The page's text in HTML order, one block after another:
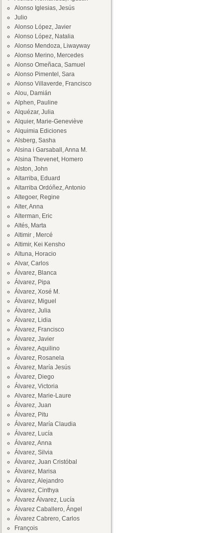
Alonso Iglesias, Jesús
Julio
Alonso López, Javier
Alonso López, Natalia
Alonso Mendoza, Liwayway
Alonso Merino, Mercedes
Alonso Omeñaca, Samuel
Alonso Pimentel, Sara
Alonso Villaverde, Francisco
Alou, Damián
Alphen, Pauline
Alquézar, Julia
Alquier, Marie-Geneviève
Alquimia Ediciones
Alsberg, Sasha
Alsina i Garsaball, Anna M.
Alsina Thevenet, Homero
Alston, John
Altarriba, Eduard
Altarriba Ordóñez, Antonio
Altegoer, Regine
Alter, Anna
Alterman, Eric
Altés, Marta
Altimir , Mercé
Altimir, Kei Kensho
Altuna, Horacio
Alvar, Carlos
Álvarez, Blanca
Álvarez, Pipa
Álvarez, Xosé M.
Álvarez, Miguel
Álvarez, Julia
Álvarez, Lidia
Álvarez, Francisco
Álvarez, Javier
Álvarez, Aquilino
Álvarez, Rosanela
Álvarez, María Jesús
Álvarez, Diego
Álvarez, Victoria
Alvarez, Marie-Laure
Álvarez, Juan
Álvarez, Pitu
Álvarez, María Claudia
Álvarez, Lucía
Álvarez, Anna
Álvarez, Silvia
Álvarez, Juan Cristóbal
Álvarez, Marisa
Álvarez, Alejandro
Álvarez, Cinthya
Álvarez Álvarez, Lucía
Álvarez Caballero, Ángel
Álvarez Cabrero, Carlos
François